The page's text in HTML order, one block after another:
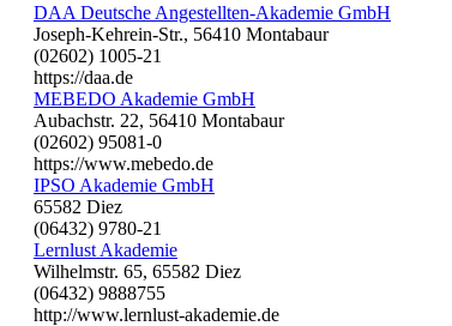
DAA Deutsche Angestellten-Akademie GmbH
Joseph-Kehrein-Str., 56410 Montabaur
(02602) 1005-21
https://daa.de
MEBEDO Akademie GmbH
Aubachstr. 22, 56410 Montabaur
(02602) 95081-0
https://www.mebedo.de
IPSO Akademie GmbH
65582 Diez
(06432) 9780-21
Lernlust Akademie
Wilhelmstr. 65, 65582 Diez
(06432) 9888755
http://www.lernlust-akademie.de